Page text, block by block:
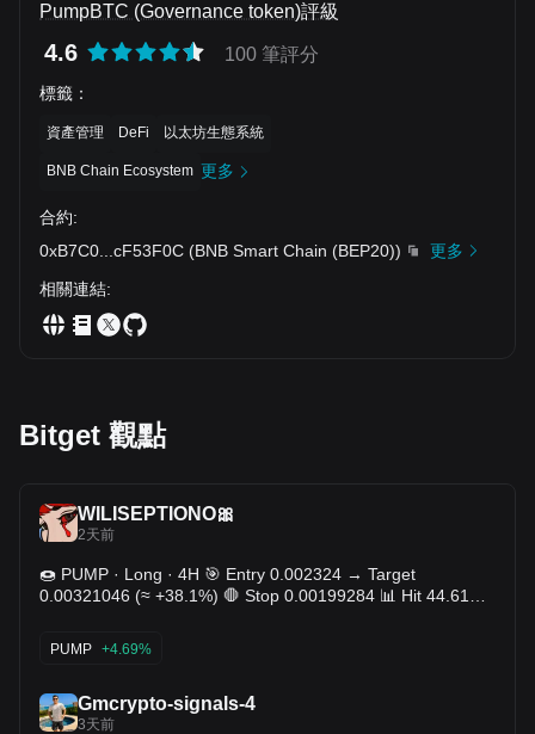
PumpBTC (Governance token)評級
4.6 100 筆評分
標籤 ：
資產管理 DeFi 以太坊生態系統
BNB Chain Ecosystem 更多
合約:
0xB7C0
cF53F0C (BNB Smart Chain (BEP20))
更多
相關連結:
Bitget 觀點
WILISEPTIONO🎀
2天前
🍩 PUMP · Long · 4H 🎯 Entry 0.002324 → Target
0.00321046 (≈ +38.1%) 🛑 Stop 0.00199284 📊 Hit 44.61% ·
PUMP +4.69%
Gmcrypto-signals-4
3天前